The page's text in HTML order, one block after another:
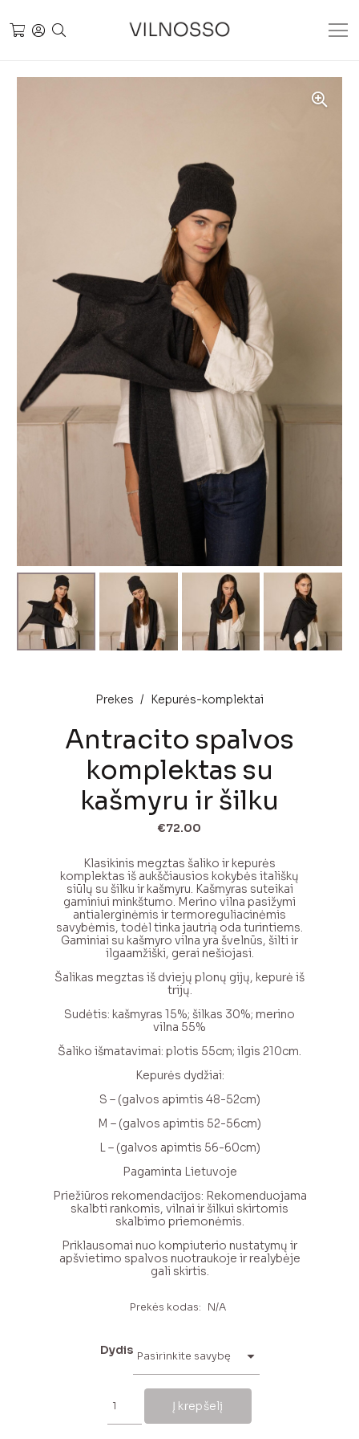
Prekes / Kepurės-komplektai
Antracito spalvos
komplektas su
kašmyru ir šilku
€72.00
Klasikinis megztas šaliko ir kepurės
komplektas iš aukščiausios kokybės itališkų
siūlų su šilku ir kašmyru. Kašmyras suteikai
gaminiui minkštumo. Merino vilna pasižymi
antialerginėmis ir termoreguliacinėmis
savybėmis, todėl tinka jautrią oda turintiems.
Gaminiai su kašmyro vilna yra švelnūs, šilti ir
ilgaamžiški, gerai nešiojasi.
Šalikas megztas iš dviejų plonų gijų, kepurė iš
trijų.
Sudėtis: kašmyras 15%; šilkas 30%; merino
vilna 55%
Šaliko išmatavimai: plotis 55cm; ilgis 210cm.
Kepurės dydžiai:
S – (galvos apimtis 48-52cm)
M – (galvos apimtis 52-56cm)
L – (galvos apimtis 56-60cm)
Pagaminta Lietuvoje
Priežiūros rekomendacijos: Rekomenduojama
skalbti rankomis, vilnai ir šilkui skirtomis
skalbimo priemonėmis.
Priklausomai nuo kompiuterio nustatymų ir
apšvietimo spalvos nuotraukoje ir realybėje
gali skirtis.
Prekės kodas: N/A
Dydis
produkto
kiekis:
Antracito
Į krepšelį